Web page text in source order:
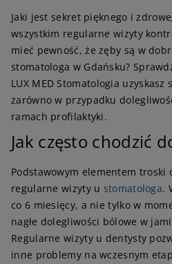
Jaki jest sekret pięknego i
wszystkim regularne wizyty
mieć pewność, że zęby są w
stomatologa w Gdańsku?
LUX MED Stomatologia
zarówno w przypadku
ramach profilaktyki.
Jak często chodzić
Podstawowym elementem troski
regularne wizyty u stomatologa.
co 6 miesięcy, a nie tylko w
nagłe dolegliwości bólowe w
Regularne wizyty u dentysty
inne problemy na wczesnym